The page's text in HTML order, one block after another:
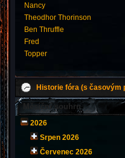
Nancy
Theodhor Thorinson
Ben Thruffle
Fred
Topper
Historie fóra (s časovým
Měsíční souhrn
2026
Srpen 2026
Červenec 2026